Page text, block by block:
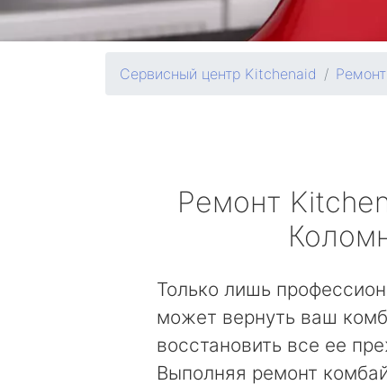
Сервисный центр Kitchenaid
Ремонт
Только лишь
может вернуть ваш
восстановить все ее
Выполняя ремонт